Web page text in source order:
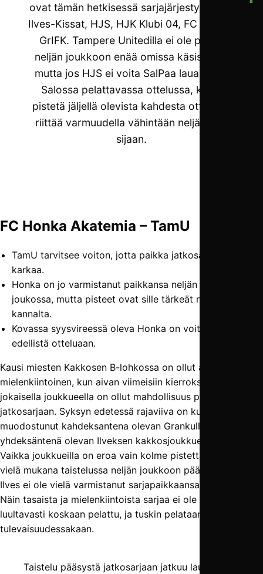
ovat tämän hetkisessä sarjajärjestyksessä
Ilves-Kissat, HJS, HJK Klubi 04, FC Jazz ja
GrIFK. Tampere Unitedilla ei ole pääsy
neljän joukkoon enää omissa käsissään,
mutta jos HJS ei voita SalPaa lauantaina
Salossa pelattavassa ottelussa, kuusi
pistetä jäljellä olevista kahdesta ottelusta
riittää varmuudella vähintään neljänteen
sijaan.
FC Honka Akatemia – TamU
TamU tarvitsee voiton, jotta paikka jatko­sarjassa ei
karkaa.
Honka on jo varmistanut paikkansa neljän parhaan
joukossa, mutta pisteet ovat sille tärkeät nousu­taistelun
kannalta.
Kovassa syysvireessä oleva Honka on voittanut viisi
edellistä otteluaan.
Kausi miesten Kakkosen B-lohkossa on ollut äärimmäisen
mielenkiintoinen, kun aivan viimeisiin kierroksiin asti lähes
jokaisella joukkueella on ollut mahdollisuus päästä
jatkosarjaan. Syksyn edetessä rajaviiva on kuitenkin
muodostunut kahdeksantena olevan Grankulla IFK:n ja
yhdeksäntenä olevan Ilveksen kakkosjoukkueen väliin.
Vaikka joukkueilla on eroa vain kolme pistettä, GrIFK on
vielä mukana taistelussa neljän joukkoon pääsystä, mutta
Ilves ei ole vielä varmistanut sarjapaikkaansa ensi kaudelle.
Näin tasaista ja mielenkiintoista sarjaa ei ole Kakkosessa
luultavasti koskaan pelattu, ja tuskin pelataan koskaan
tulevaisuudessakaan.
Taistelu pääsystä jatkosarjaan jatkuu lauantaina